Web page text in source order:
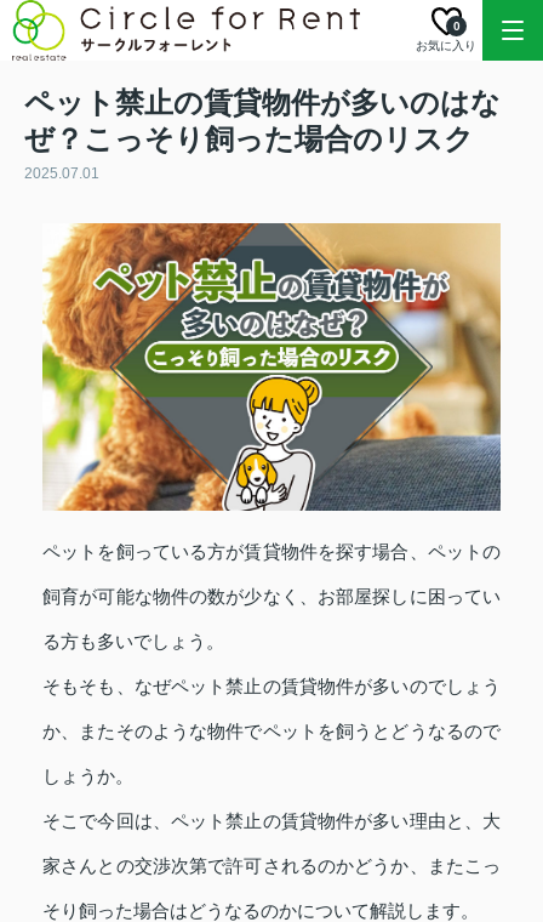
お気に入り
0
ペット禁止の賃貸物件が多いのはな
ぜ？こっそり飼った場合のリスク
2025.07.01
ペットを飼っている方が賃貸物件を探す場合、ペットの
飼育が可能な物件の数が少なく、お部屋探しに困ってい
る方も多いでしょう。
そもそも、なぜペット禁止の賃貸物件が多いのでしょう
か、またそのような物件でペットを飼うとどうなるので
しょうか。
そこで今回は、ペット禁止の賃貸物件が多い理由と、大
家さんとの交渉次第で許可されるのかどうか、またこっ
そり飼った場合はどうなるのかについて解説します。